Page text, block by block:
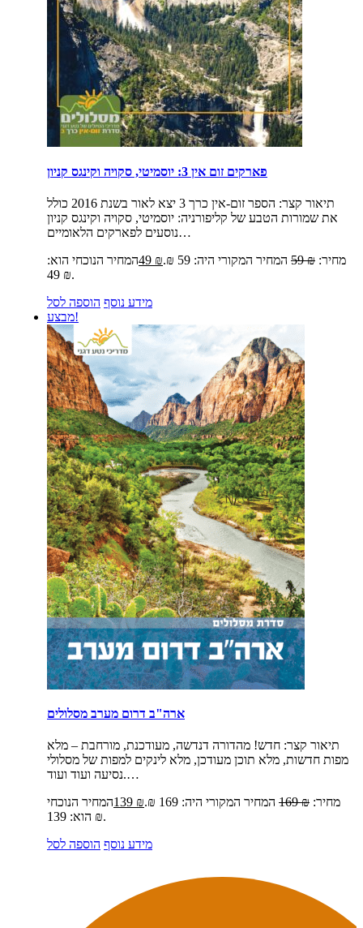
פארקים זום אין 3: יוסמיטי, סקויה וקינגס קניון
תיאור קצר:
הספר זום-אין כרך 3 יצא לאור בשנת 2016 כולל
את שמורות הטבע של קליפורניה: יוסמיטי, סקויה וקינגס קניון
נוסעים לפארקים הלאומיים…
מחיר:
59₪ המחיר המקורי היה: 59 ₪. 49 ₪
המחיר הנוכחי הוא:
49 ₪.
מידע נוסף הוספה לסל
מבצע!
ארה"ב דרום מערב מסלולים
תיאור קצר: חדש! מהדורה דנדשה, מעודכנת, מורחבת – מלא
מפות חדשות, מלא תוכן מעודכן, מלא לינקים למפות של מסלולי
נסיעה ועוד ועוד.…
מחיר:
169₪ המחיר המקורי היה: 169 ₪. 139 ₪
המחיר הנוכחי
הוא: 139 ₪.
מידע נוסף הוספה לסל